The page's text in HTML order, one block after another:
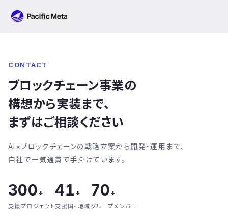
CONTACT
ブロックチェーン事業の
構想から実装まで、
まずはご相談ください
AI×ブロックチェーンの戦略立案から開発・運用まで、
自社で一気通貫で手掛けています。
300+
支援プロジェクト
41 +
支援国・地域
70+
グループメンバー